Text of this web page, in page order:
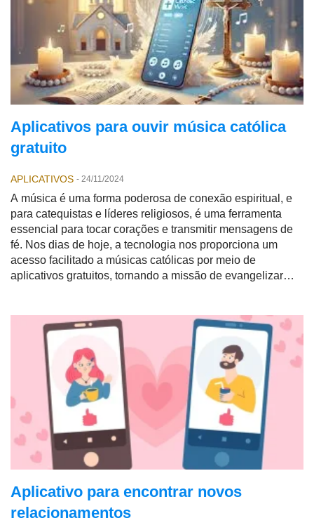
Aplicativos para ouvir música católica
gratuito
APLICATIVOS - 24/11/2024
A música é uma forma poderosa de conexão espiritual, e
para catequistas e líderes religiosos, é uma ferramenta
essencial para tocar corações e transmitir mensagens de
fé. Nos dias de hoje, a tecnologia nos proporciona um
acesso facilitado a músicas católicas por meio de
aplicativos gratuitos, tornando a missão de evangelizar
Aplicativo para encontrar novos
relacionamentos